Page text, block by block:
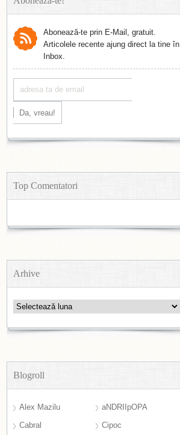
Abonează-te prin E-Mail, gratuit.
Articolele recente ajung direct la tine în
Inbox.
Top Comentatori
Arhive
Arhive
Blogroll
Alex Mazilu
aNDRIIpOPA
Cabral
Cipoc